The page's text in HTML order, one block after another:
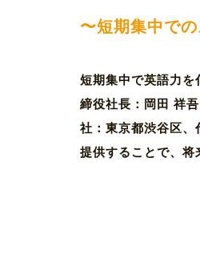
〜短期集中で
短期集中で英語力
締役社長：岡田 祥
社：東京都渋谷区
提供することで、将